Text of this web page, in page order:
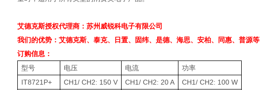
艾德克斯授权代理商：苏州威锐科电子有限公司
我们的优势：艾德克斯、泰克、日置、固纬、是德、海思、安柏、同惠、普源等
订购信息：
型号
电压 电流
功率
IT8721P+
CH1/ CH2: 150 V CH1/ CH2: 20 A
CH1/ CH2: 100 W